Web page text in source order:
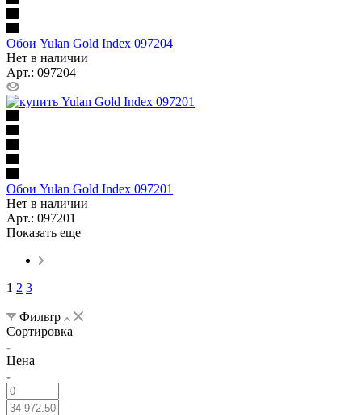
Обои Yulan Gold Index 097204
Нет в наличии
Арт.: 097204
Обои Yulan Gold Index 097201
Нет в наличии
Арт.: 097201
Показать еще
1 2 3
Фильтр
Сортировка
Цена